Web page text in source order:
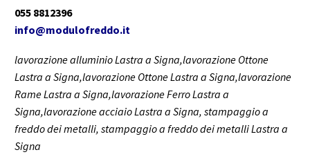
055 8812396
info@modulofreddo.it
lavorazione alluminio Lastra a Signa,lavorazione Ottone
Lastra a Signa,lavorazione Ottone Lastra a Signa,lavorazione
Rame Lastra a Signa,lavorazione Ferro Lastra a
Signa,lavorazione acciaio Lastra a Signa, stampaggio a
freddo dei metalli, stampaggio a freddo dei metalli Lastra a
Signa